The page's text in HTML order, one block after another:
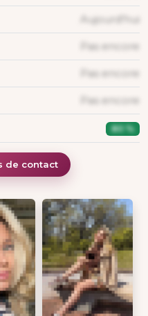
Aujourd'hui
Pas encore
Pas encore
Pas encore
80 %
de contact